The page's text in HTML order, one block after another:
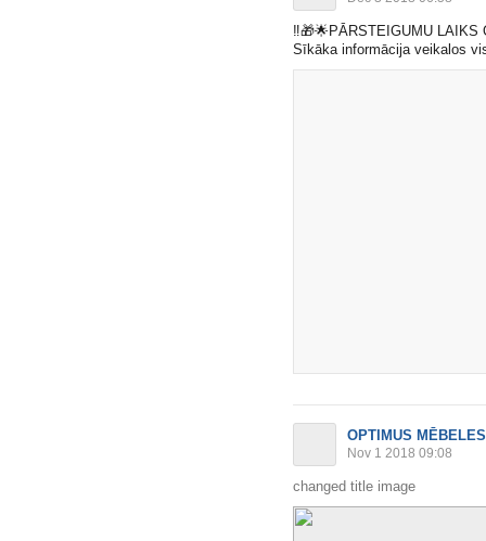
‼️🎁🌟PĀRSTEIGUMU
Sīkāka informācija veikalos
OPTIMUS MĒBELES
Nov 1 2018 09:08
changed title image